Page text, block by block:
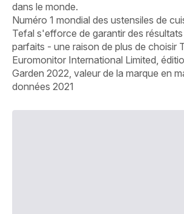
dans le monde.
Numéro 1 mondial des ustensiles de
Tefal s'efforce de garantir des
parfaits - une raison de plus de choisir
Euromonitor International Limited,
Garden 2022, valeur de la marque en
données 2021